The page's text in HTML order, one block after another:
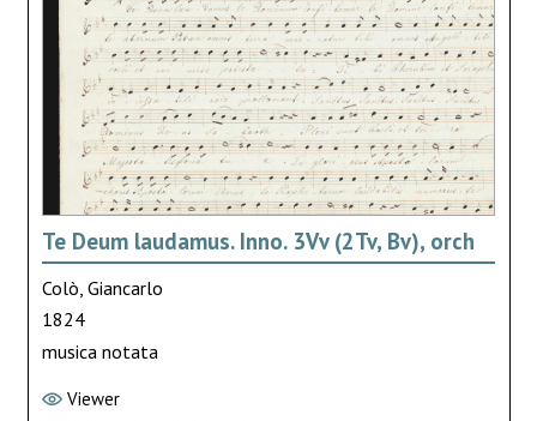
Te Deum laudamus. Inno. 3Vv (2Tv, Bv), orch
Colò, Giancarlo
1824
musica notata
Viewer